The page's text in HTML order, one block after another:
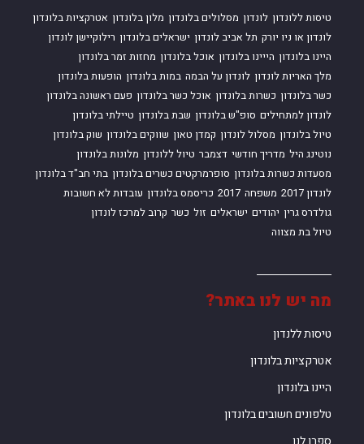
מה יש לנו באתר?
טיסות ללנדון
אטרקציות בלונדון
היינו בלונדון
טלפונים חשובים בלונדון
טיסות ללונדון לונדון מסלולים בלונדון מלון בלונדון אטרקציות בלונדון
לונדון או ניו יורק תל אביב לונדון ישראלים בלונדון רילוקיישן לונדון
היינו בלונדון הייינו בלונדון אוכל בלונדון מחזות זמר בלונדון
מלך האריות לונדון לונדון על הבמה במות בלונדון הופעות בלונדון
כשר בלונדון כשרות בלונדון אוכל כשר בלונדון פעם ראשונה בלונדון
לונדון למתחילים סופ"ש בלונדון שבת בלונדון טיילתי בלונדון
טיול בלונדון מסלול לונדון קמדן טאון שווקים בלונדון שוק בלונדון
נוטינג היל מדריך חודשי דצמבר טיול ללונדון מלונות בלונדון
מסעדות כשרות בלונדון סופרמרקטים כשרים בלונדון בתי חב"ד בלונדון
לונדון 2017
משפחה 2017 כריסמס בלונדון עובדות לא חשובות
גולדרס גרין יהודים ישראלים זול כשר קרוב למרכז לונדון
טיול בת מצווה